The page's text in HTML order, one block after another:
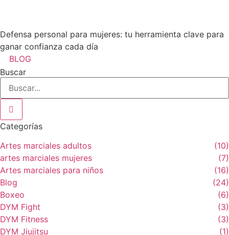
Defensa personal para mujeres: tu herramienta clave para
ganar confianza cada día
BLOG
Buscar
Categorías
Artes marciales adultos
(10)
artes marciales mujeres
(7)
Artes marciales para niños
(16)
Blog
(24)
Boxeo
(6)
DYM Fight
(3)
DYM Fitness
(3)
DYM Jiujitsu
(1)